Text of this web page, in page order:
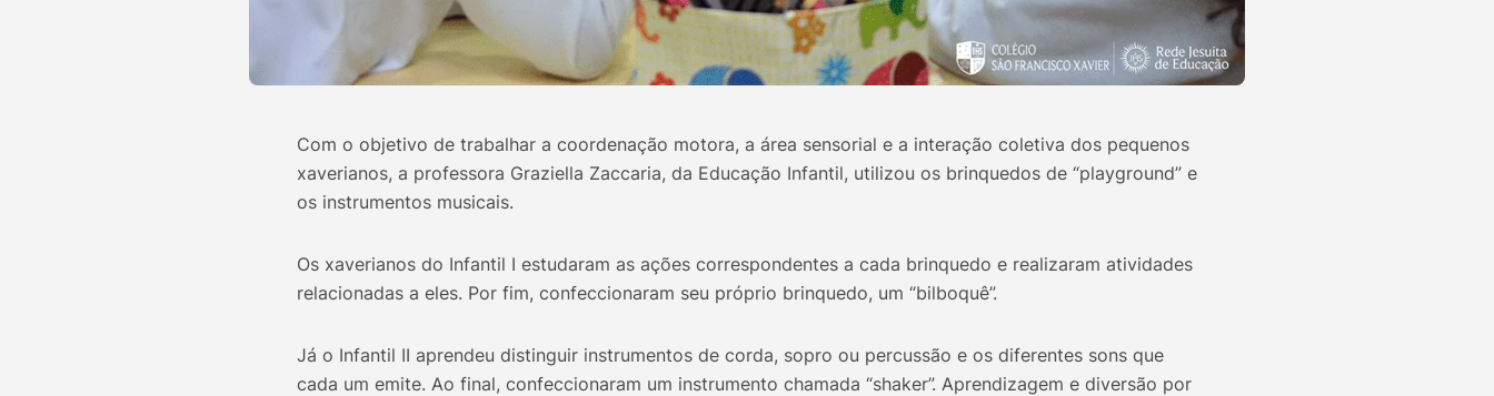
Com o objetivo de trabalhar a coordenação motora, a área sensorial e a interação coletiva dos pequenos
xaverianos, a professora Graziella Zaccaria, da Educação Infantil, utilizou os brinquedos de “playground” e
os instrumentos musicais.
Os xaverianos do Infantil I estudaram as ações correspondentes a cada brinquedo e realizaram atividades
relacionadas a eles. Por fim, confeccionaram seu próprio brinquedo, um “bilboquê”.
Já o Infantil II aprendeu distinguir instrumentos de corda, sopro ou percussão e os diferentes sons que
cada um emite. Ao final, confeccionaram um instrumento chamada “shaker”. Aprendizagem e diversão por